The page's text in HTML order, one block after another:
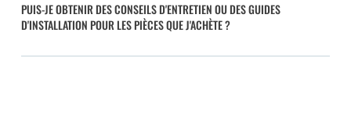
PUIS-JE OBTENIR DES CONSEILS D'ENTRETIEN OU DES GUIDES
D'INSTALLATION POUR LES PIÈCES QUE J'ACHÈTE ?